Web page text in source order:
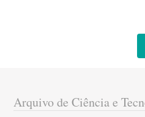
Arquivo de Ciência e